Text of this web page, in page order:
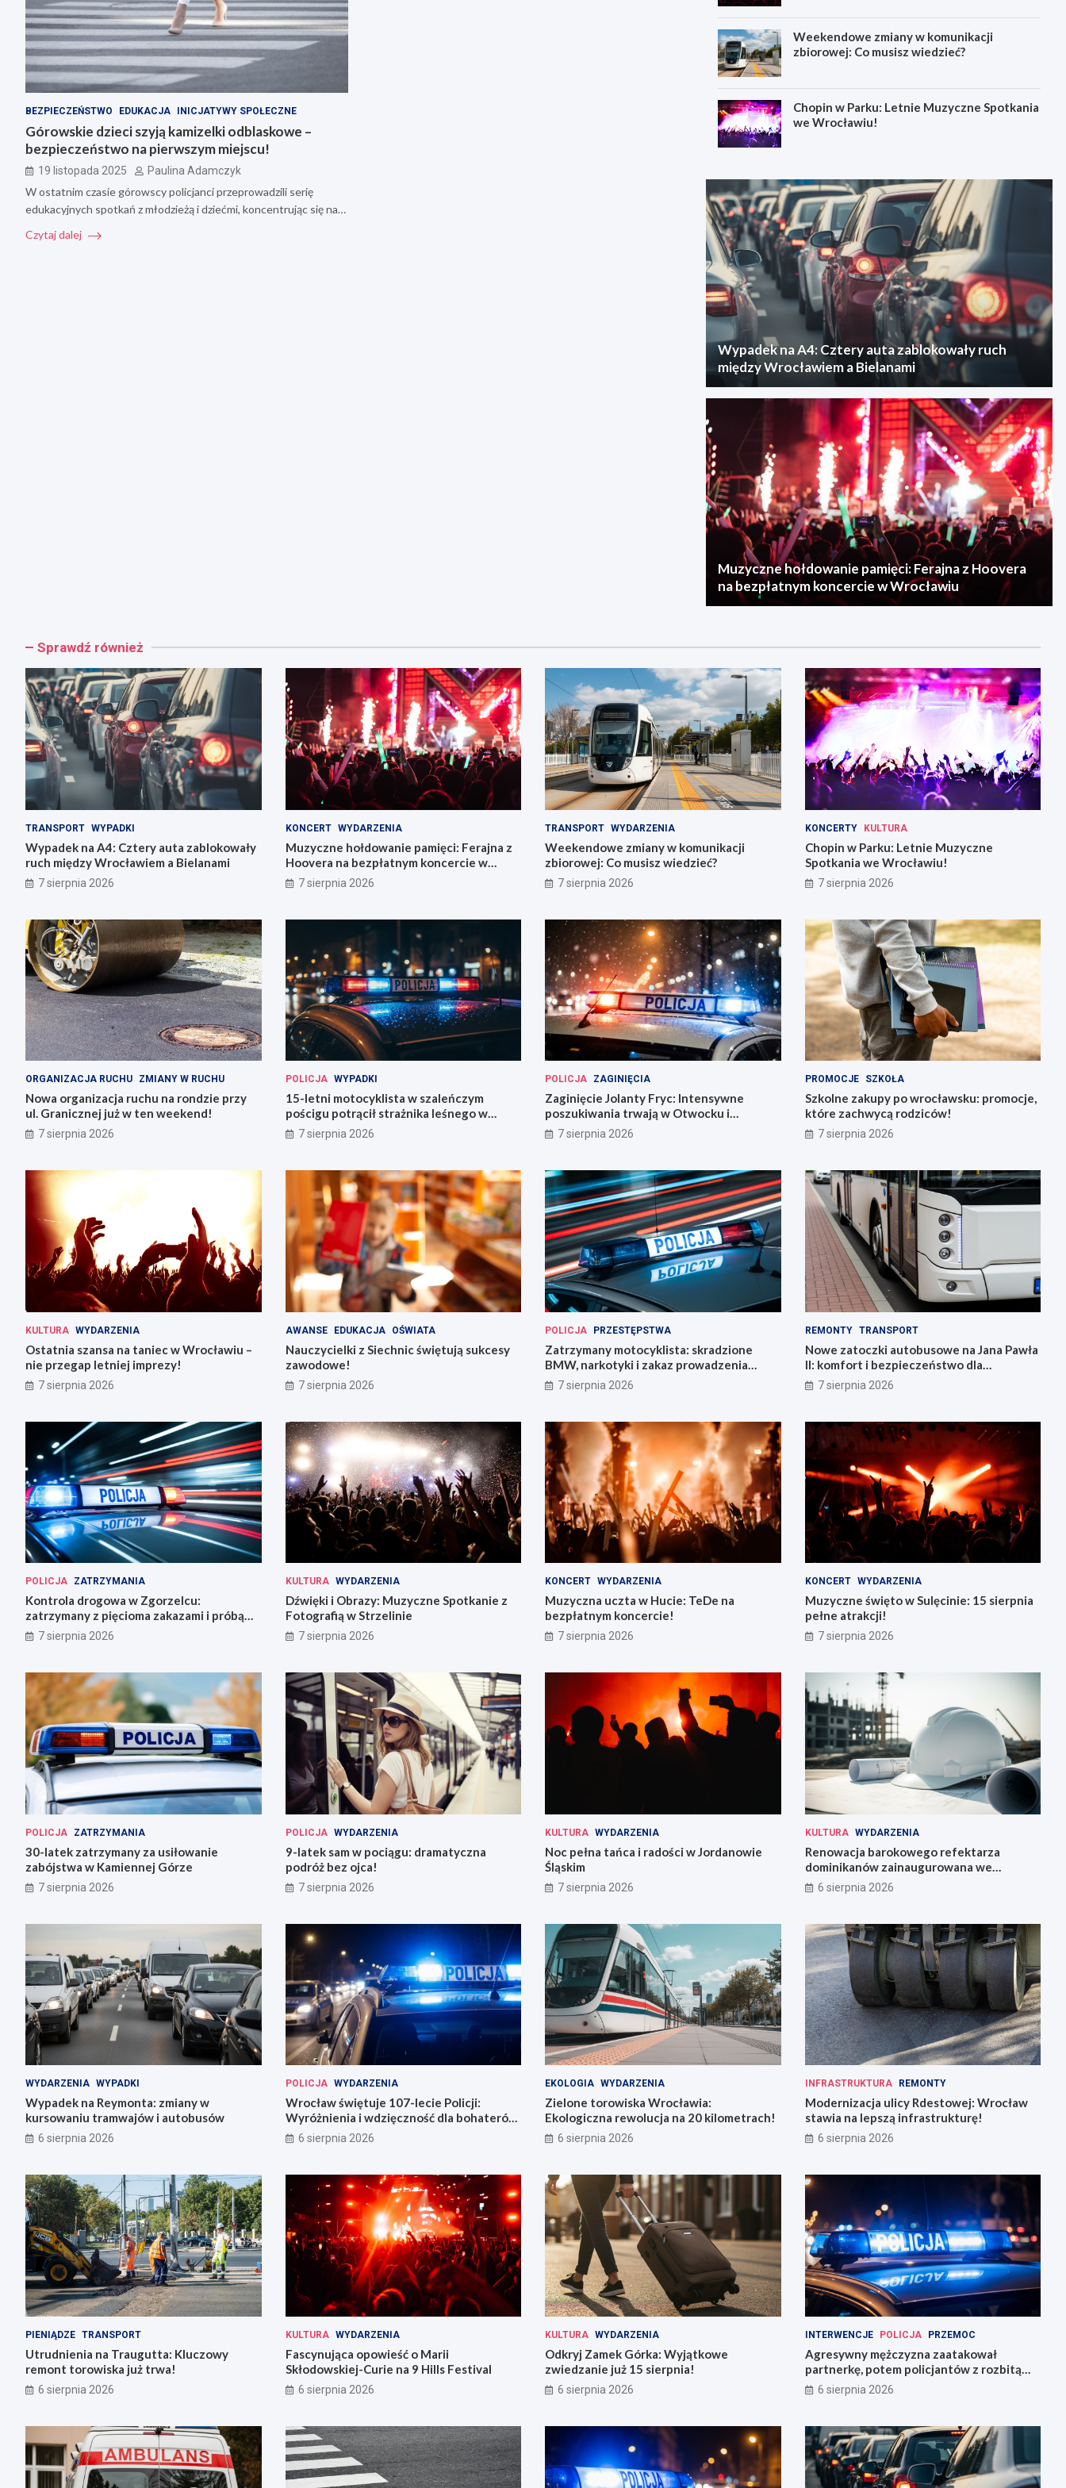
BEZPIECZEŃSTWO EDUKACJA INICJATYWY SPOŁECZNE
Górowskie dzieci szyją kamizelki odblaskowe –
bezpieczeństwo na pierwszym miejscu!
19 listopada 2025 Paulina Adamczyk
W ostatnim czasie górowscy policjanci przeprowadzili serię
edukacyjnych spotkań z młodzieżą i dziećmi, koncentrując się na…
Czytaj dalej
Weekendowe zmiany w komunikacji
zbiorowej: Co musisz wiedzieć?
Chopin w Parku: Letnie Muzyczne Spotkania
we Wrocławiu!
Wypadek na A4: Cztery auta zablokowały ruch
między Wrocławiem a Bielanami
Muzyczne hołdowanie pamięci: Ferajna z Hoovera
na bezpłatnym koncercie w Wrocławiu
Sprawdź również
TRANSPORT WYPADKI
Wypadek na A4: Cztery auta zablokowały
ruch między Wrocławiem a Bielanami
7 sierpnia 2026
KONCERT WYDARZENIA
Muzyczne hołdowanie pamięci: Ferajna z
Hoovera na bezpłatnym koncercie w
Wrocławiu
7 sierpnia 2026
TRANSPORT WYDARZENIA
Weekendowe zmiany w komunikacji
zbiorowej: Co musisz wiedzieć?
7 sierpnia 2026
KONCERTY KULTURA
Chopin w Parku: Letnie Muzyczne
Spotkania we Wrocławiu!
7 sierpnia 2026
ORGANIZACJA RUCHU ZMIANY W RUCHU
Nowa organizacja ruchu na rondzie przy
ul. Granicznej już w ten weekend!
7 sierpnia 2026
POLICJA WYPADKI
15-letni motocyklista w szaleńczym
pościgu potrącił strażnika leśnego w
Lwówku Śląskim
7 sierpnia 2026
POLICJA ZAGINIĘCIA
Zaginięcie Jolanty Fryc: Intensywne
poszukiwania trwają w Otwocku i
Wrocławiu
7 sierpnia 2026
PROMOCJE SZKOŁA
Szkolne zakupy po wrocławsku: promocje,
które zachwycą rodziców!
7 sierpnia 2026
KULTURA WYDARZENIA
Ostatnia szansa na taniec w Wrocławiu –
nie przegap letniej imprezy!
7 sierpnia 2026
AWANSE EDUKACJA OŚWIATA
Nauczycielki z Siechnic świętują sukcesy
zawodowe!
7 sierpnia 2026
POLICJA PRZESTĘPSTWA
Zatrzymany motocyklista: skradzione
BMW, narkotyki i zakaz prowadzenia
pojazdów
7 sierpnia 2026
REMONTY TRANSPORT
Nowe zatoczki autobusowe na Jana Pawła
II: komfort i bezpieczeństwo dla
mieszkańców!
7 sierpnia 2026
POLICJA ZATRZYMANIA
Kontrola drogowa w Zgorzelcu:
zatrzymany z pięcioma zakazami i próbą
ucieczki
7 sierpnia 2026
KULTURA WYDARZENIA
Dźwięki i Obrazy: Muzyczne Spotkanie z
Fotografią w Strzelinie
7 sierpnia 2026
KONCERT WYDARZENIA
Muzyczna uczta w Hucie: TeDe na
bezpłatnym koncercie!
7 sierpnia 2026
KONCERT WYDARZENIA
Muzyczne święto w Sulęcinie: 15 sierpnia
pełne atrakcji!
7 sierpnia 2026
POLICJA ZATRZYMANIA
30-latek zatrzymany za usiłowanie
zabójstwa w Kamiennej Górze
7 sierpnia 2026
POLICJA WYDARZENIA
9-latek sam w pociągu: dramatyczna
podróż bez ojca!
7 sierpnia 2026
KULTURA WYDARZENIA
Noc pełna tańca i radości w Jordanowie
Śląskim
7 sierpnia 2026
KULTURA WYDARZENIA
Renowacja barokowego refektarza
dominikanów zainaugurowana we
Wrocławiu
6 sierpnia 2026
WYDARZENIA WYPADKI
Wypadek na Reymonta: zmiany w
kursowaniu tramwajów i autobusów
6 sierpnia 2026
POLICJA WYDARZENIA
Wrocław świętuje 107-lecie Policji:
Wyróżnienia i wdzięczność dla bohaterów
codzienności
6 sierpnia 2026
EKOLOGIA WYDARZENIA
Zielone torowiska Wrocławia:
Ekologiczna rewolucja na 20 kilometrach!
6 sierpnia 2026
INFRASTRUKTURA REMONTY
Modernizacja ulicy Rdestowej: Wrocław
stawia na lepszą infrastrukturę!
6 sierpnia 2026
PIENIĄDZE TRANSPORT
Utrudnienia na Traugutta: Kluczowy
remont torowiska już trwa!
6 sierpnia 2026
KULTURA WYDARZENIA
Fascynująca opowieść o Marii
Skłodowskiej-Curie na 9 Hills Festival
6 sierpnia 2026
KULTURA WYDARZENIA
Odkryj Zamek Górka: Wyjątkowe
zwiedzanie już 15 sierpnia!
6 sierpnia 2026
INTERWENCJE POLICJA PRZEMOC
Agresywny mężczyzna zaatakował
partnerkę, potem policjantów z rozbitą
butelką
6 sierpnia 2026